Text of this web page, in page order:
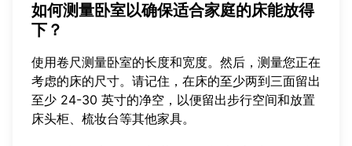
如何测量卧室以确保适合家庭的床能放得
下？
使用卷尺测量卧室的长度和宽度。然后，测量您正在
考虑的床的尺寸。请记住，在床的至少两到三面留出
至少 24-30 英寸的净空，以便留出步行空间和放置
床头柜、梳妆台等其他家具。